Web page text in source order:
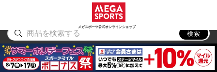
メガスポーツ公式オンラインショップ
アウトドア
検索